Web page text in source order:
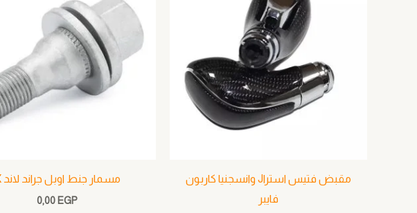
مقبض فتيس استراJ وانسجنيا كاربون
فايبر
مسمار جنط اوبل جراند لاند X
0,00 EGP